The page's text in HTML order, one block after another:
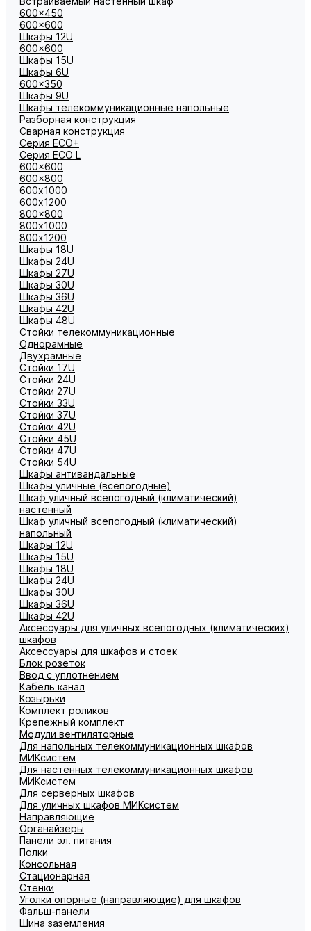
600x450
600x600
Шкафы 12U
600x600
Шкафы 15U
Шкафы 6U
600x350
Шкафы 9U
Шкафы телекоммуникационные напольные
Разборная конструкция
Сварная конструкция
Серия ECO+
Серия ECO L
600x600
600x800
600х1000
600х1200
800x800
800х1000
800х1200
Шкафы 18U
Шкафы 24U
Шкафы 27U
Шкафы 30U
Шкафы 36U
Шкафы 42U
Шкафы 48U
Стойки телекоммуникационные
Однорамные
Двухрамные
Стойки 17U
Стойки 24U
Стойки 27U
Стойки 33U
Стойки 37U
Стойки 42U
Стойки 45U
Стойки 47U
Стойки 54U
Шкафы антивандальные
Шкафы уличные (всепогодные)
Шкаф уличный всепогодный (климатический)
настенный
Шкаф уличный всепогодный (климатический)
напольный
Шкафы 12U
Шкафы 15U
Шкафы 18U
Шкафы 24U
Шкафы 30U
Шкафы 36U
Шкафы 42U
Аксессуары для уличных всепогодных (климатических)
шкафов
Аксессуары для шкафов и стоек
Блок розеток
Ввод с уплотнением
Кабель канал
Козырьки
Комплект роликов
Крепежный комплект
Модули вентиляторные
Для напольных телекоммуникационных шкафов
МИКсистем
Для настенных телекоммуникационных шкафов
МИКсистем
Для серверных шкафов
Для уличных шкафов МИКсистем
Направляющие
Органайзеры
Панели эл. питания
Полки
Консольная
Стационарная
Стенки
Уголки опорные (направляющие) для шкафов
Фальш-панели
Шина заземления